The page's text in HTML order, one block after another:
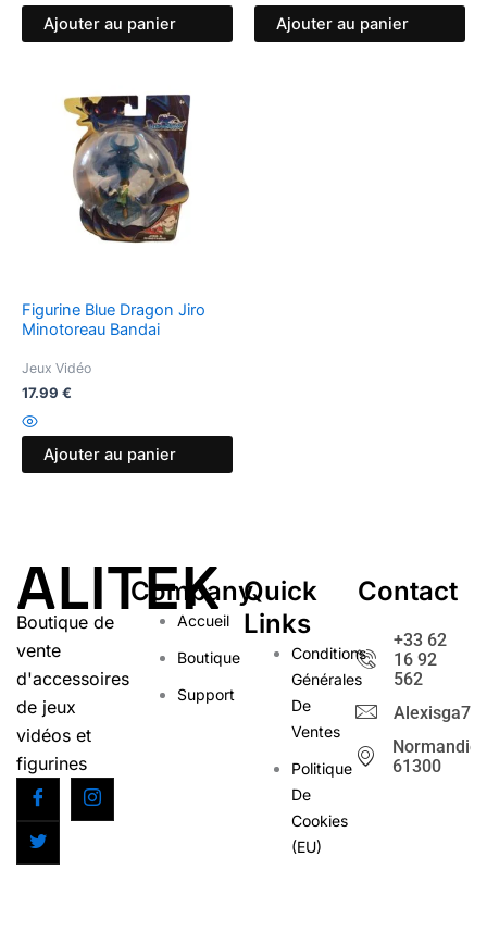
Ajouter au panier Ajouter au panier
Figurine Blue Dragon Jiro
Minotoreau Bandai
Jeux Vidéo
17.99 €
Ajouter au panier
ALITEK
Boutique de
vente
d'accessoires
de jeux
vidéos et
figurines
Company
Accueil
Boutique
Support
Quick
Links
Conditions
Générales
De
Ventes
Politique
De
Cookies
(EU)
Contact
+33 62
16 92
562
Normandie
61300